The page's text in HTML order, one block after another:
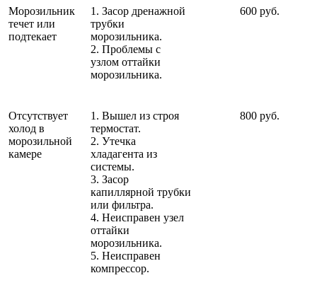
Морозильник
течет или
подтекает
1. Засор дренажной
трубки
морозильника.
2. Проблемы с
узлом оттайки
морозильника.
600 руб.
Отсутствует
холод в
морозильной
камере
1. Вышел из строя
термостат.
2. Утечка
хладагента из
системы.
3. Засор
капиллярной трубки
или фильтра.
4. Неисправен узел
оттайки
морозильника.
5. Неисправен
компрессор.
800 руб.